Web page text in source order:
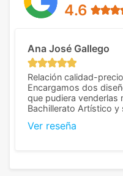
4.6
Ana José Gallego
Relación calidad-
Encargamos dos
que pudiera venderlas
Bachillerato Artístico y
diferencia, con libretas
Ver reseña